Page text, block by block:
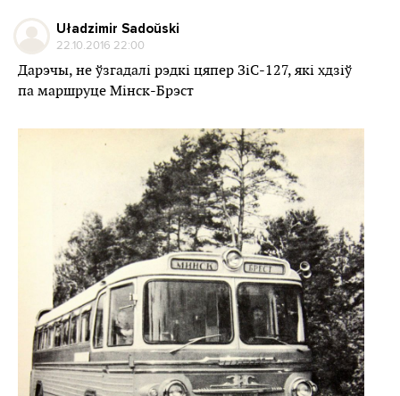
Uładzimir Sadoŭski
22.10.2016 22:00
Дарэчы, не ўзгадалі рэдкі цяпер ЗіС-127, які хдзіў
па маршруце Мінск-Брэст